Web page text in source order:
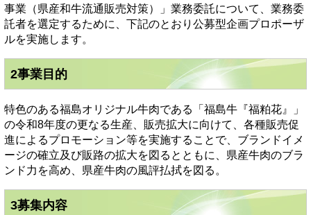
事業（県産和牛流通販売対策）」業務委託について、業務委
託者を選定するために、下記のとおり公募型企画プロポーザ
ルを実施します。
2事業目的
特色のある福島オリジナル牛肉である「福島牛『福粕花』」
の令和8年度の更なる生産、販売拡大に向けて、各種販売促
進によるプロモーション等を実施することで、ブランドイメ
ージの確立及び販路の拡大を図るとともに、県産牛肉のブラ
ンド力を高め、県産牛肉の風評払拭を図る。
3募集内容